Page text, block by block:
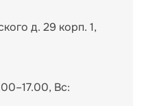
д. 29 корп. 1,
Вс: